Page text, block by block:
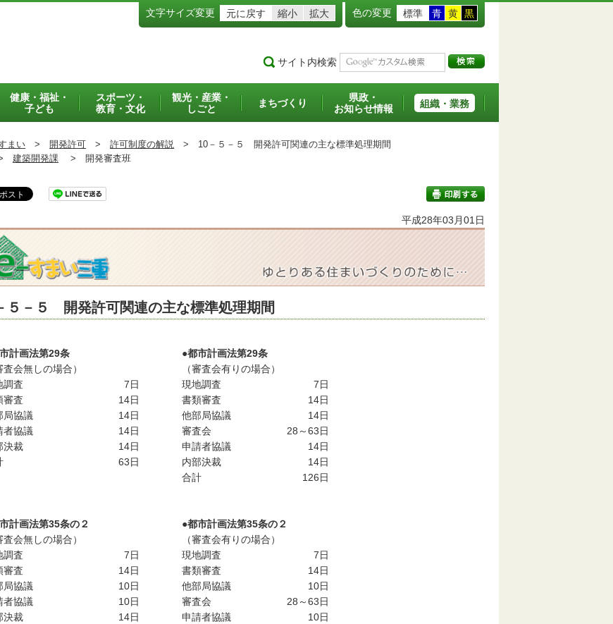
文字サイズ変更 元に戻す 縮小 拡大 色の変更 標準 青 黄 黒
サイト内検索
健康・福祉・
子ども
スポーツ・
教育・文化
観光・産業・
しごと
まちづくり
県政・
お知らせ情報
組織・業務
まい > 開発許可 > 許可制度の解説 > 10－５－５ 開発許可関連の主な標準処理期間
建築開発課 > 開発審査班
平成28年03月01日
５－５ 開発許可関連の主な標準処理期間
計画法第29条
●都市計画法第29条
査会無しの場合）
（審査会有りの場合）
調査
7日 現地調査 7日
審査
14日 書類審査 14日
局協議
14日 他部局協議 14日
者協議
14日 審査会 28～63日
決裁
14日 申請者協議 14日
63日 内部決裁 14日
合計
126日
計画法第35条の２
●都市計画法第35条の２
査会無しの場合）
（審査会有りの場合）
地調査
7日 現地調査 7日
審査
14日 書類審査 14日
局協議
10日 他部局協議 10日
者協議
10日 審査会 28～63日
決裁
14日 申請者協議 10日